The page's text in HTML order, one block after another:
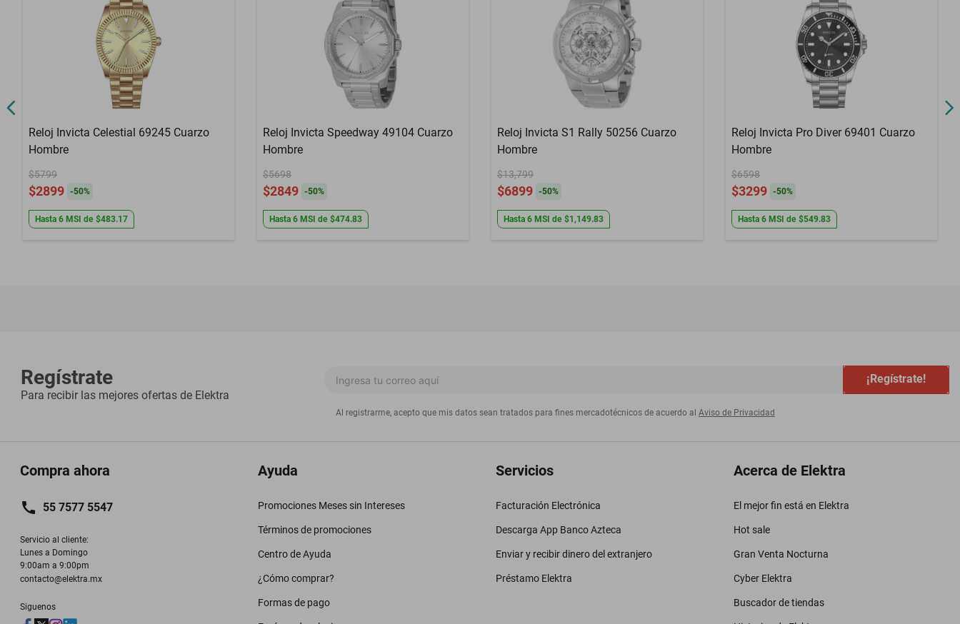
Reloj Invicta Celestial 69245 Cuarzo
Hombre
$5799
$2899 -50%
Hasta 6 MSI de $483.17
Reloj Invicta Speedway 49104 Cuarzo
Hombre
$5698
$2849 -50%
Hasta 6 MSI de $474.83
Reloj Invicta S1 Rally 50256 Cuarzo
Hombre
$13,799
$6899 -50%
Hasta 6 MSI de $1,149.83
Reloj Invicta Pro Diver 69401 Cuarzo
Hombre
$6598
$3299 -50%
Hasta 6 MSI de $549.83
Regístrate
Para recibir las mejores ofertas de Elektra
¡Regístrate!
Al registrarme, acepto que mis datos sean tratados para fines mercadotécnicos de acuerdo al Aviso de Privacidad
Compra ahora
55 7577 5547
Servicio al cliente:
Lunes a Domingo
9:00am a 9:00pm
contacto@elektra.mx
Siguenos
Ayuda
Promociones Meses sin Intereses
Términos de promociones
Centro de Ayuda
¿Cómo comprar?
Formas de pago
Servicios
Facturación Electrónica
Descarga App Banco Azteca
Enviar y recibir dinero del extranjero
Préstamo Elektra
Acerca de Elektra
El mejor fin está en Elektra
Hot sale
Gran Venta Nocturna
Cyber Elektra
Buscador de tiendas